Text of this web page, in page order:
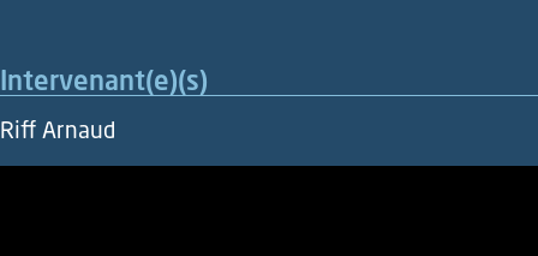
Intervenant(e)(s)
Riff Arnaud